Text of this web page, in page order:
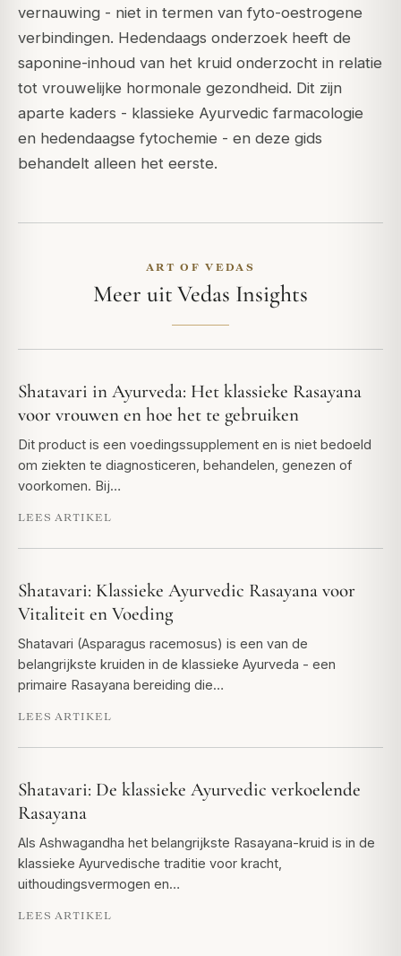
vernauwing - niet in termen van fyto-oestrogene
verbindingen. Hedendaags onderzoek heeft de
saponine-inhoud van het kruid onderzocht in relatie
tot vrouwelijke hormonale gezondheid. Dit zijn
aparte kaders - klassieke Ayurvedic farmacologie
en hedendaagse fytochemie - en deze gids
behandelt alleen het eerste.
ART OF VEDAS
Meer uit Vedas Insights
Shatavari in Ayurveda: Het klassieke Rasayana
voor vrouwen en hoe het te gebruiken
Dit product is een voedingssupplement en is niet bedoeld
om ziekten te diagnosticeren, behandelen, genezen of
voorkomen. Bij…
LEES ARTIKEL
Shatavari: Klassieke Ayurvedic Rasayana voor
Vitaliteit en Voeding
Shatavari (Asparagus racemosus) is een van de
belangrijkste kruiden in de klassieke Ayurveda - een
primaire Rasayana bereiding die…
LEES ARTIKEL
Shatavari: De klassieke Ayurvedic verkoelende
Rasayana
Als Ashwagandha het belangrijkste Rasayana-kruid is in de
klassieke Ayurvedische traditie voor kracht,
uithoudingsvermogen en…
LEES ARTIKEL